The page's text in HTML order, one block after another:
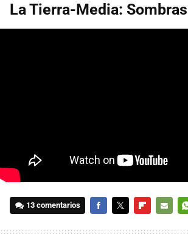
La Tierra-Media:
13 comentarios